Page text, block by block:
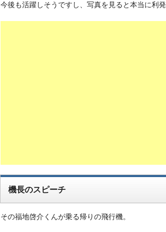
今後も活躍しそうですし、写真を見ると本当に利発
機長のスピーチ
その福地啓介くんが乗る帰りの飛行機。